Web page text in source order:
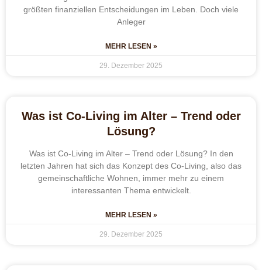
größten finanziellen Entscheidungen im Leben. Doch viele
Anleger
MEHR LESEN »
29. Dezember 2025
Was ist Co-Living im Alter – Trend oder
Lösung?
Was ist Co-Living im Alter – Trend oder Lösung? In den
letzten Jahren hat sich das Konzept des Co-Living, also das
gemeinschaftliche Wohnen, immer mehr zu einem
interessanten Thema entwickelt.
MEHR LESEN »
29. Dezember 2025